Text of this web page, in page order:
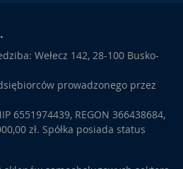
Wełecz 142, 28-100 Busko-
prowadzonego przez
6551974439, REGON 366438684,
zł. Spółka posiada status